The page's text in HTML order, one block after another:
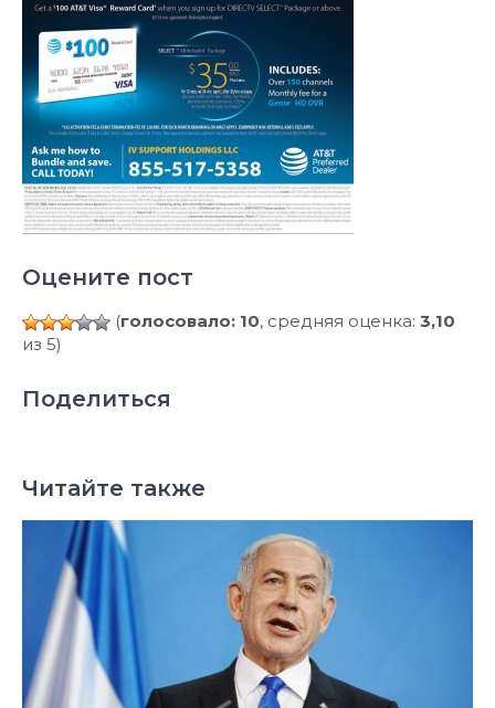
Оцените пост
(голосовало: 10, средняя оценка: 3,10
из 5)
Поделиться
Читайте также